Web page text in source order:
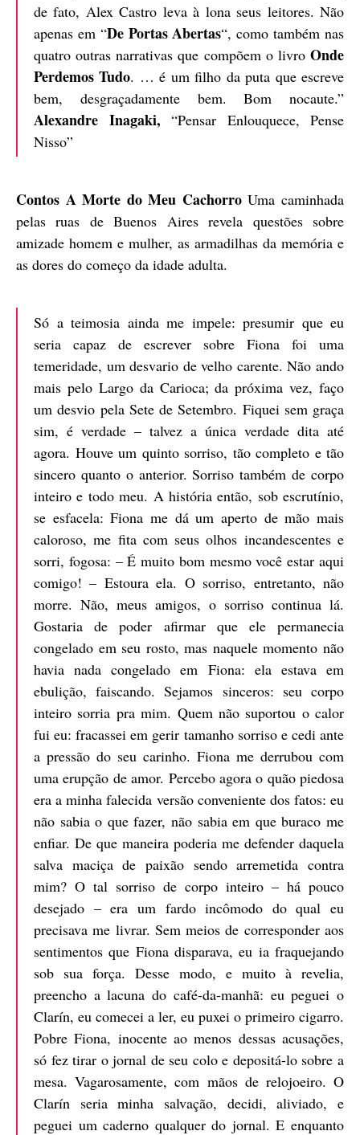
de fato, Alex Castro leva à lona seus leitores. Não
apenas em “De Portas Abertas“, como também nas
quatro outras narrativas que compõem o livro Onde
Perdemos Tudo. … é um filho da puta que escreve
bem, desgraçadamente bem. Bom nocaute.”
Alexandre Inagaki, “Pensar Enlouquece, Pense
Nisso”
Contos A Morte do Meu CachorroUma caminhada
pelas ruas de Buenos Aires revela questões sobre
amizade homem e mulher, as armadilhas da memória e
as dores do começo da idade adulta.
Só a teimosia ainda me impele: presumir que eu
seria capaz de escrever sobre Fiona foi uma
temeridade, um desvario de velho carente. Não ando
mais pelo Largo da Carioca; da próxima vez, faço
um desvio pela Sete de Setembro. Fiquei sem graça
sim, é verdade – talvez a única verdade dita até
agora. Houve um quinto sorriso, tão completo e tão
sincero quanto o anterior. Sorriso também de corpo
inteiro e todo meu. A história então, sob escrutínio,
se esfacela: Fiona me dá um aperto de mão mais
caloroso, me fita com seus olhos incandescentes e
sorri, fogosa: – É muito bom mesmo você estar aqui
comigo! – Estoura ela. O sorriso, entretanto, não
morre. Não, meus amigos, o sorriso continua lá.
Gostaria de poder afirmar que ele permanecia
congelado em seu rosto, mas naquele momento não
havia nada congelado em Fiona: ela estava em
ebulição, faiscando. Sejamos sinceros: seu corpo
inteiro sorria pra mim. Quem não suportou o calor
fui eu: fracassei em gerir tamanho sorriso e cedi ante
a pressão do seu carinho. Fiona me derrubou com
uma erupção de amor. Percebo agora o quão piedosa
era a minha falecida versão conveniente dos fatos: eu
não sabia o que fazer, não sabia em que buraco me
enfiar. De que maneira poderia me defender daquela
salva maciça de paixão sendo arremetida contra
mim? O tal sorriso de corpo inteiro – há pouco
desejado – era um fardo incômodo do qual eu
precisava me livrar. Sem meios de corresponder aos
sentimentos que Fiona disparava, eu ia fraquejando
sob sua força. Desse modo, e muito à revelia,
preencho a lacuna do café-da-manhã: eu peguei o
Clarín, eu comecei a ler, eu puxei o primeiro cigarro.
Pobre Fiona, inocente ao menos dessas acusações,
só fez tirar o jornal de seu colo e depositá-lo sobre a
mesa. Vagarosamente, com mãos de relojoeiro. O
Clarín seria minha salvação, decidi, aliviado, e
peguei um caderno qualquer do jornal. E enquanto